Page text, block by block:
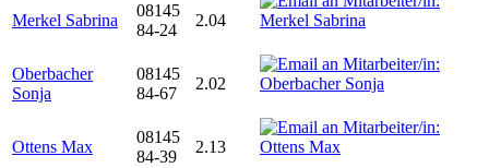
Merkel Sabrina
08145
84-24
2.04
Oberbacher
Sonja
08145
84-67
2.02
Ottens Max
08145
84-39
2.13